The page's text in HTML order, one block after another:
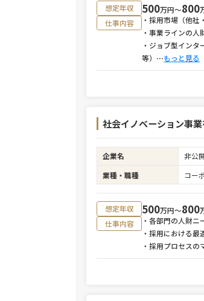
想定年収 500万円〜800
仕事内容
・採用市場（他社
・事業ラインの人
・ジョブ型イン
等） ⋯もっと見る
社会イノベーション事
企業名 非公
業種・職種
コー
想定年収 500万円〜800
仕事内容
・各部門の人財
・採用における
・採用プロセスの